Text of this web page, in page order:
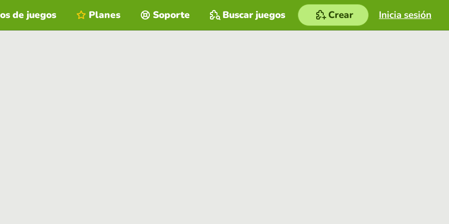
Inicia sesión
de juegos Planes Soporte Buscar juegos Crear